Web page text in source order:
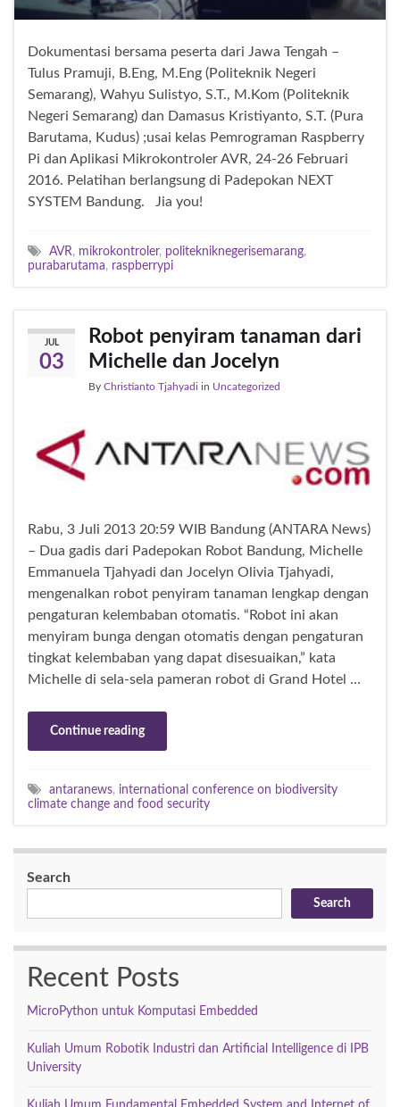
Dokumentasi bersama peserta dari Jawa Tengah –
Tulus Pramuji, B.Eng, M.Eng (Politeknik Negeri
Semarang), Wahyu Sulistyo, S.T., M.Kom (Politeknik
Negeri Semarang) dan Damasus Kristiyanto, S.T. (Pura
Barutama, Kudus) ;usai kelas Pemrograman Raspberry
Pi dan Aplikasi Mikrokontroler AVR, 24-26 Februari
2016. Pelatihan berlangsung di Padepokan NEXT
SYSTEM Bandung. Jia you!
AVR, mikrokontroler, politekniknegerisemarang,
purabarutama, raspberrypi
JUL
03
Robot penyiram tanaman dari
Michelle dan Jocelyn
By Christianto Tjahyadi in Uncategorized
Rabu, 3 Juli 2013 20:59 WIB Bandung (ANTARA News)
– Dua gadis dari Padepokan Robot Bandung, Michelle
Emmanuela Tjahyadi dan Jocelyn Olivia Tjahyadi,
mengenalkan robot penyiram tanaman lengkap dengan
pengaturan kelembaban otomatis. “Robot ini akan
menyiram bunga dengan otomatis dengan pengaturan
tingkat kelembaban yang dapat disesuaikan,” kata
Michelle di sela-sela pameran robot di Grand Hotel …
Continue reading
antaranews, international conference on biodiversity
climate change and food security
Search
Search
Recent Posts
MicroPython untuk Komputasi Embedded
Kuliah Umum Robotik Industri dan Artificial Intelligence di IPB
University